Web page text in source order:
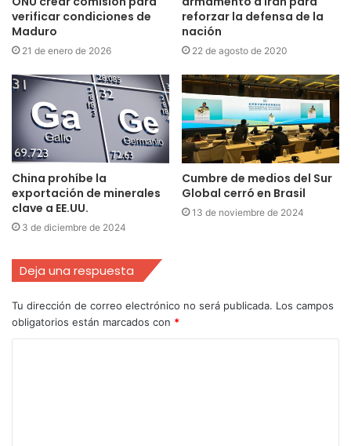
verificar condiciones de
Maduro
21 de enero de 2026
reforzar la defensa de la
nación
22 de agosto de 2020
China prohíbe la
exportación de minerales
clave a EE.UU.
3 de diciembre de 2024
Cumbre de medios del Sur
Global cerró en Brasil
13 de noviembre de 2024
Deja una respuesta
Tu dirección de correo electrónico no será publicada. Los campos
obligatorios están marcados con *